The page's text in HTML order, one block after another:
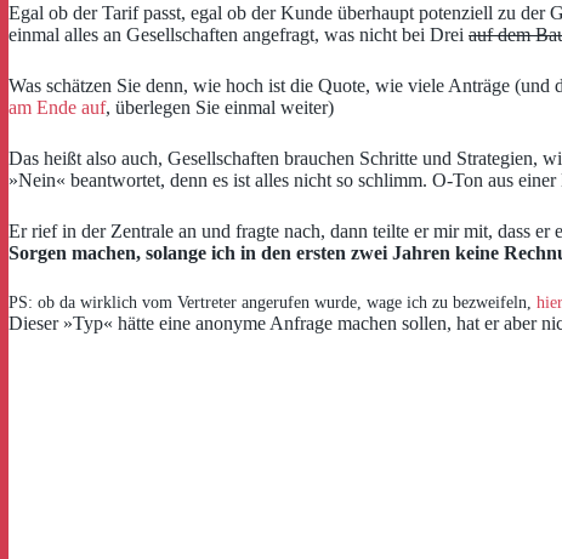
Egal ob der Tarif passt, egal ob der Kunde überhaupt potenziell zu
einmal alles an Gesellschaften angefragt, was nicht bei Drei auf dem
Was schätzen Sie denn, wie hoch ist die Quote, wie viele Anträge
am Ende auf, überlegen Sie einmal weiter)
Das heißt also auch, Gesellschaften brauchen Schritte und
»Nein« beantwortet, denn es ist alles nicht so schlimm. O-Ton aus
Er rief in der Zentrale an und fragte nach, dann teilte er mir mit, dass
Sorgen machen, solange ich in den ersten zwei Jahren keine
PS: ob da wirklich vom Vertreter angerufen wurde, wage ich zu bezweifeln,
Dieser »Typ« hätte eine anonyme Anfrage machen sollen, hat er aber